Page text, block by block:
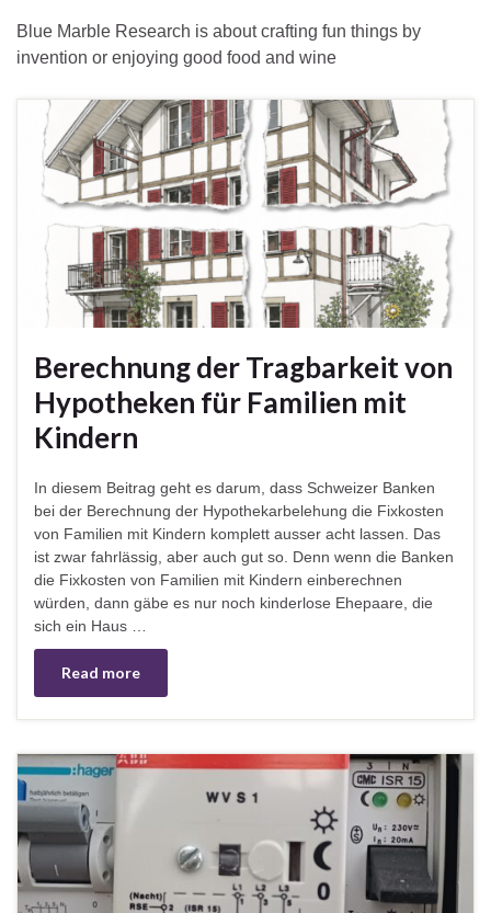
Blue Marble Research is about crafting fun things by
invention or enjoying good food and wine
Berechnung der Tragbarkeit von
Hypotheken für Familien mit
Kindern
In diesem Beitrag geht es darum, dass Schweizer Banken
bei der Berechnung der Hypothekarbelehung die Fixkosten
von Familien mit Kindern komplett ausser acht lassen. Das
ist zwar fahrlässig, aber auch gut so. Denn wenn die Banken
die Fixkosten von Familien mit Kindern einberechnen
würden, dann gäbe es nur noch kinderlose Ehepaare, die
sich ein Haus …
Read more